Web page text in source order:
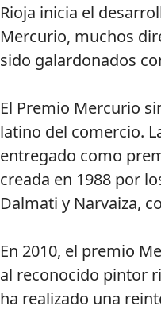
Rioja inicia el
Mercurio, muchos
sido galardonados
El Premio Mercurio
latino del comercio.
entregado como
creada en 1988 por
Dalmati y Narvaiza,
En 2010, el premio
al reconocido pintor
ha realizado una